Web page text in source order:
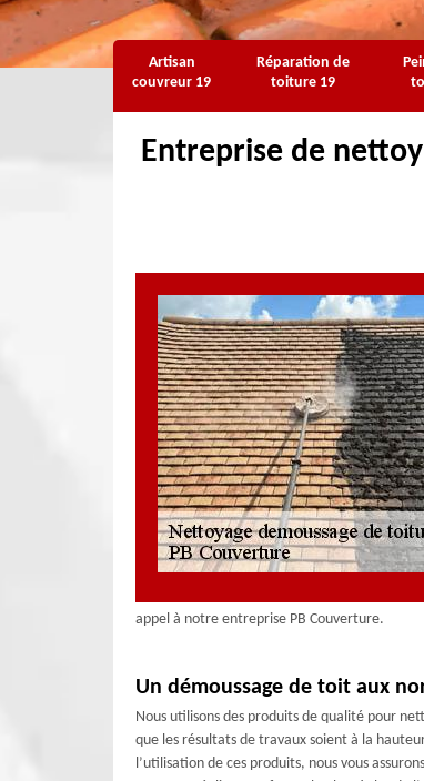
Artisan
couvreur 19
Réparation de
toiture 19
Entreprise de
appel à notre entreprise PB Couverture.
Un démoussage de toit aux
Nous utilisons des produits de qualité pour
que les résultats de travaux soient à la
l’utilisation de ces produits, nous vous